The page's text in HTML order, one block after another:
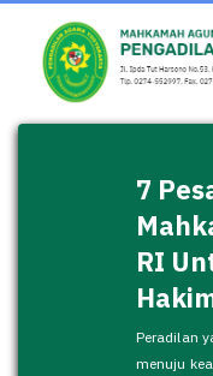
7
RI
Peradilan
menuju